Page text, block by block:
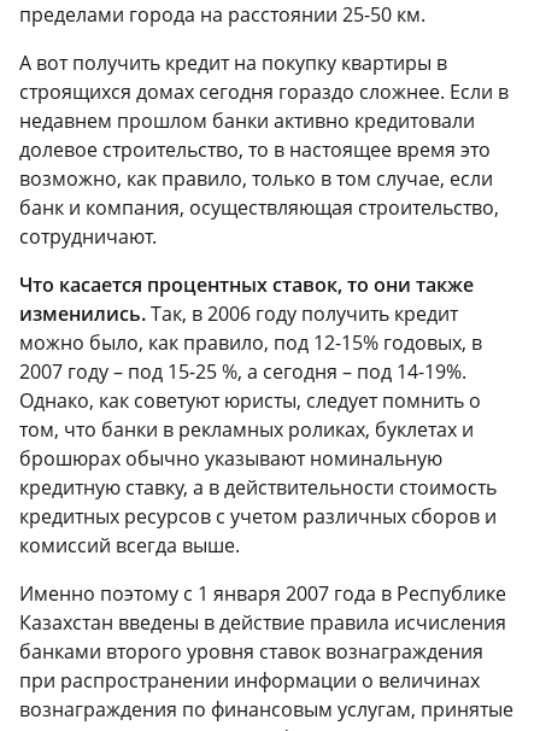
пределами города на расстоянии 25-50 км.
А вот получить кредит на покупку квартиры в
строящихся домах сегодня гораздо сложнее. Если в
недавнем прошлом банки активно кредитовали
долевое строительство, то в настоящее время это
возможно, как правило, только в том случае, если
банк и компания, осуществляющая строительство,
сотрудничают.
Что касается процентных ставок, то они также
изменились.Так, в 2006 году получить кредит
можно было, как правило, под 12-15% годовых, в
2007 году – под 15-25 %, а сегодня – под 14-19%.
Однако, как советуют юристы, следует помнить о
том, что банки в рекламных роликах, буклетах и
брошюрах обычно указывают номинальную
кредитную ставку, а в действительности стоимость
кредитных ресурсов с учетом различных сборов и
комиссий всегда выше.
Именно поэтому с 1 января 2007 года в Республике
Казахстан введены в действие правила исчисления
банками второго уровня ставок вознаграждения
при распространении информации о величинах
вознаграждения по финансовым услугам, принятые